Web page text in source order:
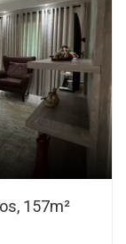
157m²